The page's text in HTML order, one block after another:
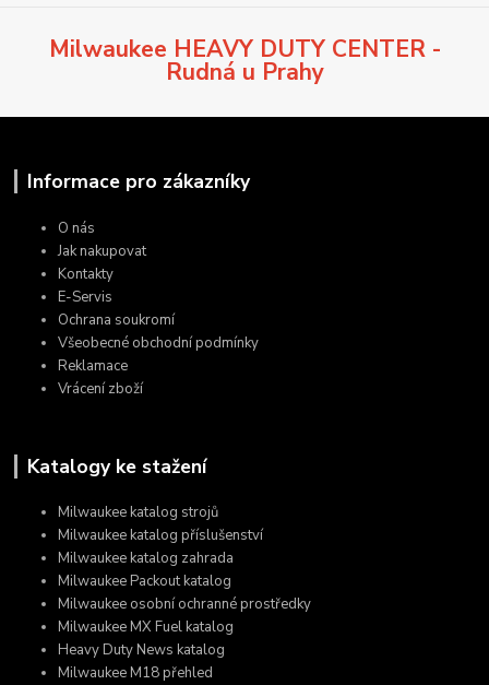
Milwaukee HEAVY DUTY CENTER -
Rudná u Prahy
Informace pro zákazníky
O nás
Jak nakupovat
Kontakty
E-Servis
Ochrana soukromí
Všeobecné obchodní podmínky
Reklamace
Vrácení zboží
Katalogy ke stažení
Milwaukee katalog strojů
Milwaukee katalog příslušenství
Milwaukee katalog zahrada
Milwaukee Packout katalog
Milwaukee osobní ochranné prostředky
Milwaukee MX Fuel katalog
Heavy Duty News katalog
Milwaukee M18 přehled